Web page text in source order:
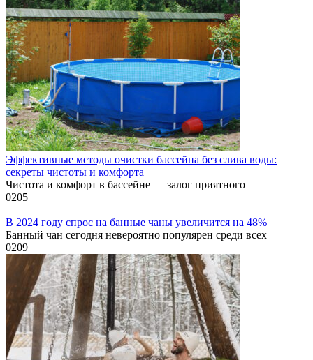
Эффективные методы очистки бассейна без слива воды:
секреты чистоты и комфорта
Чистота и комфорт в бассейне — залог приятного
0205
В 2024 году спрос на банные чаны увеличится на 48%
Банный чан сегодня невероятно популярен среди всех
0209